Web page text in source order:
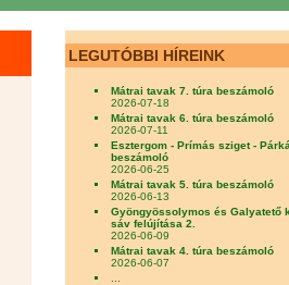
LEGUTÓBBI HÍREINK
Mátrai tavak 7. túra beszámoló
2026-07-18
Mátrai tavak 6. túra beszámoló
2026-07-11
Esztergom - Prímás sziget -
beszámoló
2026-06-25
Mátrai tavak 5. túra beszámoló
2026-06-13
Gyöngyössolymos és Galyatető
sáv felújítása 2.
2026-06-09
Mátrai tavak 4. túra beszámoló
2026-06-07